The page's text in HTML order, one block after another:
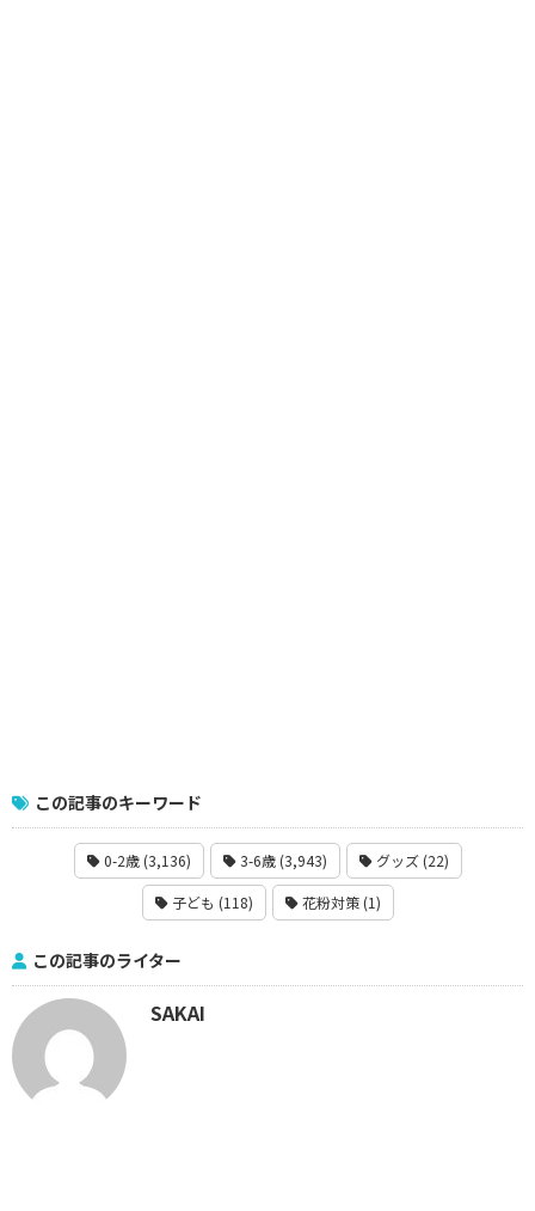
この記事のキーワード
0-2歳 (3,136) 3-6歳 (3,943) グッズ (22)
子ども (118) 花粉対策 (1)
この記事のライター
SAKAI